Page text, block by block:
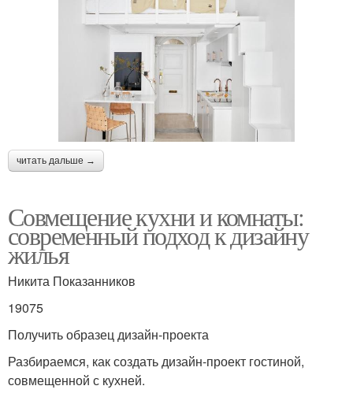
читать дальше →
Совмещение кухни и комнаты:
современный подход к дизайну
жилья
Никита Показанников
19075
Получить образец дизайн-проекта
Разбираемся, как создать дизайн-проект гостиной,
совмещенной с кухней.